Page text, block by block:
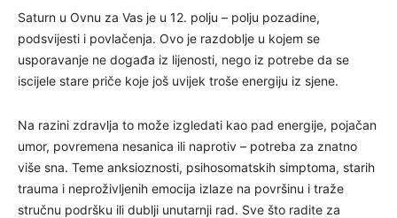
Saturn u Ovnu za Vas je u 12. polju – polju pozadine,
podsvijesti i povlačenja. Ovo je razdoblje u kojem se
usporavanje ne događa iz lijenosti, nego iz potrebe da se
iscijele stare priče koje još uvijek troše energiju iz sjene.
Na razini zdravlja to može izgledati kao pad energije, pojačan
umor, povremena nesanica ili naprotiv – potreba za znatno
više sna. Teme anksioznosti, psihosomatskih simptoma, starih
trauma i neproživljenih emocija izlaze na površinu i traže
stručnu podršku ili dublji unutarnji rad. Sve što radite za